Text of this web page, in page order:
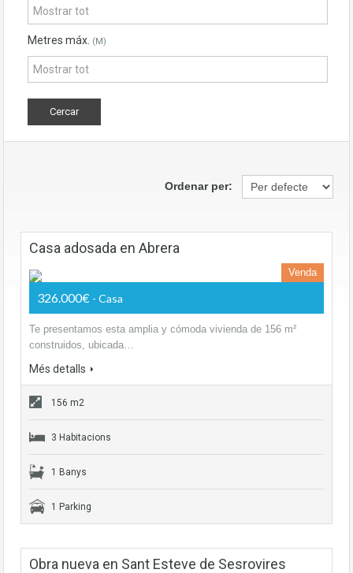
Metres máx. (M)
Ordenar per:
Casa adosada en Abrera
Venda
326.000€ - Casa
Te presentamos esta amplia y cómoda vivienda de 156 m²
construidos, ubicada…
Més detalls
156 m2
3 Habitacions
1 Banys
1 Parking
Obra nueva en Sant Esteve de Sesrovires